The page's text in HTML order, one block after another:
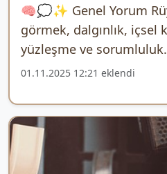
🧠💭✨ Genel Yorum
görmek, dalgınlık, içsel
yüzleşme ve
01.11.2025 12:21 eklendi